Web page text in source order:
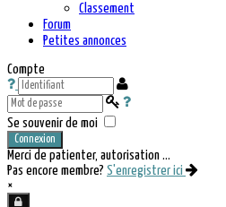
Classement
Forum
Petites annonces
Compte
Se souvenir de moi
Connexion
Merci de patienter, autorisation ...
Pas encore membre? S'enregistrer ici
×